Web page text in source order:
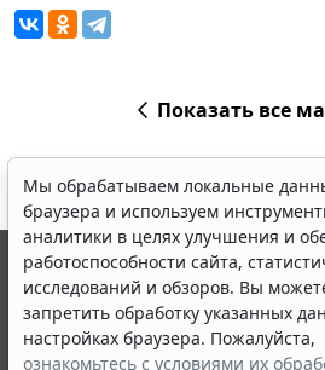
Показать все
Мы обрабатываем локальные
браузера и используем
аналитики в целях улучшения и
работоспособности сайта,
исследований и обзоров. Вы
запретить обработку указанных
настройках браузера. Пожалуйста,
ознакомьтесь с условиями их
© ООО "НПП "ГАРАНТ-СЕРВИС",
выпускается с 1990 года.
являются участниками Российской
информации ГАРАНТ.